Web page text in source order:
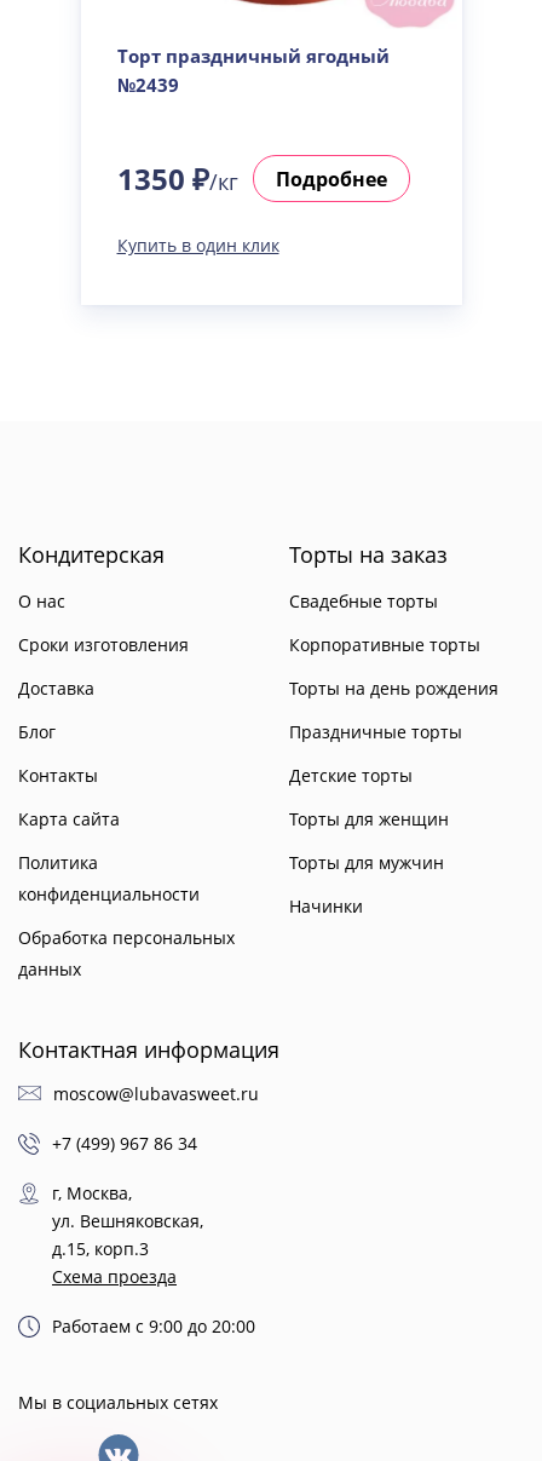
Торт праздничный ягодный
№2439
1350 ₽/кг Подробнее
Купить в один клик
Кондитерская
О нас
Сроки изготовления
Доставка
Блог
Контакты
Карта сайта
Политика
конфиденциальности
Обработка персональных
данных
Торты на заказ
Свадебные торты
Корпоративные торты
Торты на день рождения
Праздничные торты
Детские торты
Торты для женщин
Торты для мужчин
Начинки
Контактная информация
moscow@lubavasweet.ru
+7 (499) 967 86 34
г, Москва,
ул. Вешняковская,
д.15, корп.3
Схема проезда
Работаем с 9:00 до 20:00
Мы в социальных сетях